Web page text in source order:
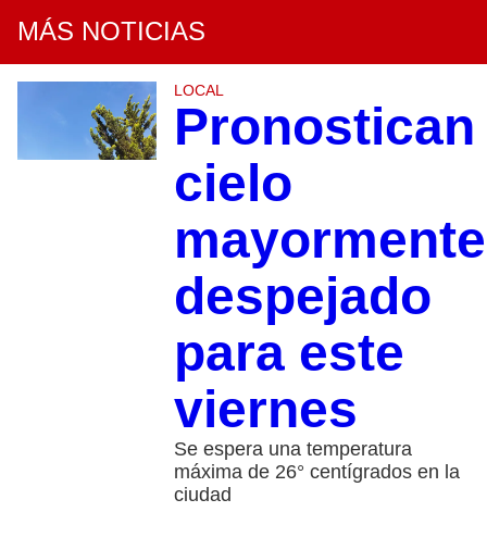
MÁS NOTICIAS
LOCAL
Pronostican
cielo
mayormente
despejado
para este
viernes
Se espera una temperatura
máxima de 26° centígrados en la
ciudad